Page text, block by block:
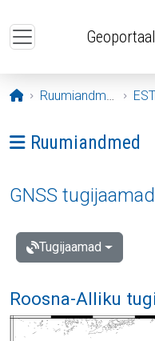
Geoportaal
Avaleht
Ruumiandmed
Ava menüü:
Ruumiandmed
GNSS
Tugijaamad
Roosna-Alliku